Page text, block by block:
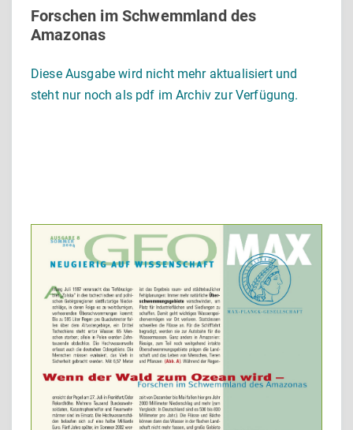
Forschen im Schwemmland des
Amazonas
Diese Ausgabe wird nicht mehr aktualisiert und
steht nur noch als pdf im Archiv zur Verfügung.